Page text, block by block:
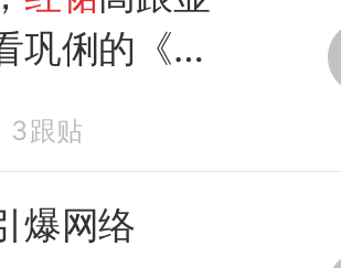
巩俐的《霸
3跟贴
爆网络